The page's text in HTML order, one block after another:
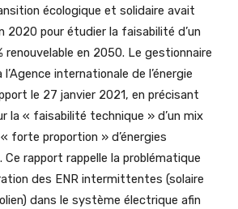
écologique et solidaire avait
2020 pour étudier la faisabilité d’un
renouvelable en 2050. Le gestionnaire
internationale de l’énergie
le 27 janvier 2021, en précisant
la « faisabilité technique » d’un mix
forte proportion » d’énergies
Ce rapport rappelle la problématique
des ENR intermittentes (solaire
dans le système électrique afin